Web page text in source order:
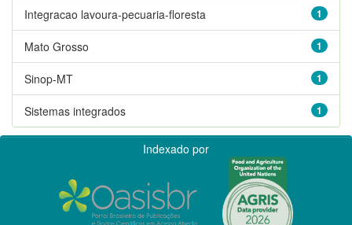
1
Integracao lavoura-pecuaria-floresta
1
Mato Grosso
1
Sinop-MT
1
Sistemas integrados
Indexado por